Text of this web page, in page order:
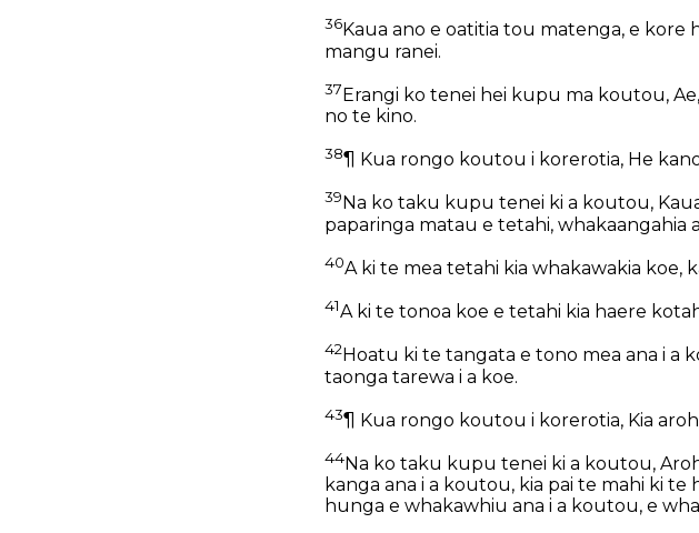
36Kaua ano e oatitia tou matenga, e kore
mangu ranei.
37Erangi ko tenei hei kupu ma koutou,
no te kino.
38¶ Kua rongo koutou i korerotia, He
39 Na ko taku kupu tenei ki a koutou,
paparinga matau e tetahi, whakaangahia
40A ki te mea tetahi kia whakawakia
41A ki te tonoa koe e tetahi kia haere
42Hoatu ki te tangata e tono mea ana i a
taonga tarewa i a koe.
43¶ Kua rongo koutou i korerotia, Kia
44Na ko taku kupu tenei ki a koutou,
kanga ana i a koutou, kia pai te mahi ki
hunga e whakawhiu ana i a koutou, e